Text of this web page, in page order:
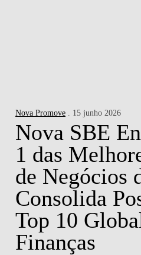
Nova Promove . 15 junho 2026
Nova SBE
1 das
de Negócios
Consolida
Top 10
Finanças